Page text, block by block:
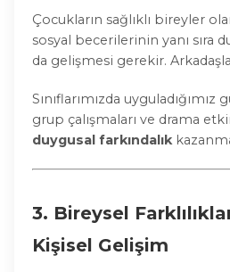
Çocukların sağlıklı bireyler
sosyal becerilerinin yanı sıra
da gelişmesi gerekir.
kurmayı öğrenen çocuklar,
daha başarılı ilişkiler kurarlar.
Sınıflarımızda
grup çalışmaları ve drama
duygusal farkındalık
3. Bireysel
Kişisel Gelişim